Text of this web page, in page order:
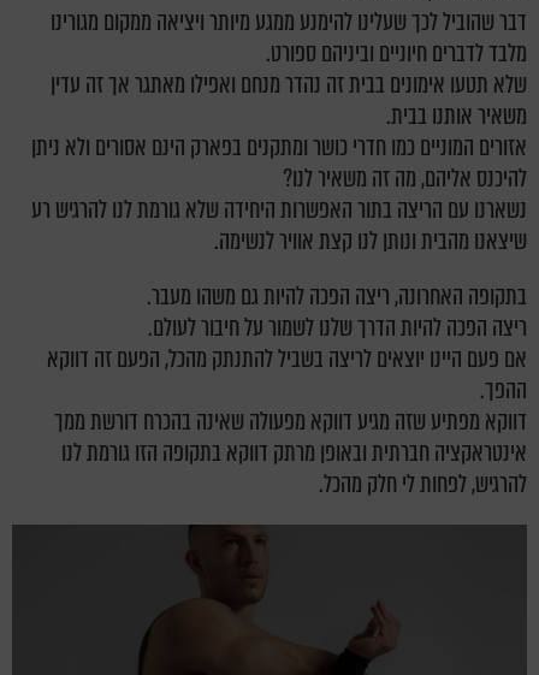
דבר שהוביל לכך שעלינו להימנע ממגע מיותר ויציאה ממקום מגורינו
מלבד לדברים חיוניים וביניהם ספורט.
שלא תטעו אימונים בבית זה נהדר מנחם ואפילו מאתגר אך זה עדין
משאיר אותנו בבית.
אזורים המוניים כמו חדרי כושר ומתקנים בפארק הינם אסורים ולא ניתן
להיכנס אליהם, מה זה משאיר לנו?
נשארנו עם הריצה בתור האפשרות היחידה שלא גורמת לנו להרגיש רע
שיצאנו מהבית ונותן לנו קצת אוויר לנשימה.
בתקופה האחרונה, ריצה הפכה להיות גם משהו מעבר.
ריצה הפכה להיות הדרך שלנו לשמור על חיבור לעולם.
אם פעם היינו יוצאים לריצה בשביל להתנתק מהכל, הפעם זה דווקא
ההפך.
דווקא מפתיע שזה מגיע דווקא מפעולה שאינה בהכרח דורשת ממך
אינטראקציה חברתית ובאופן מרתק דווקא בתקופה הזו גורמת לנו
להרגיש, לפחות לי חלק מהכל.